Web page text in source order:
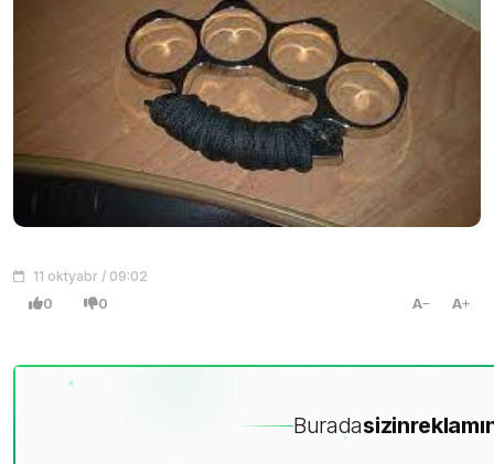
11 oktyabr / 09:02
0 0 A A
Buradasizin